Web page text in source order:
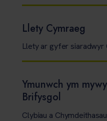
Llety Cymraeg
Llety ar gyfer siaradwyr
Ymunwch ym
Brifysgol
Clybiau a